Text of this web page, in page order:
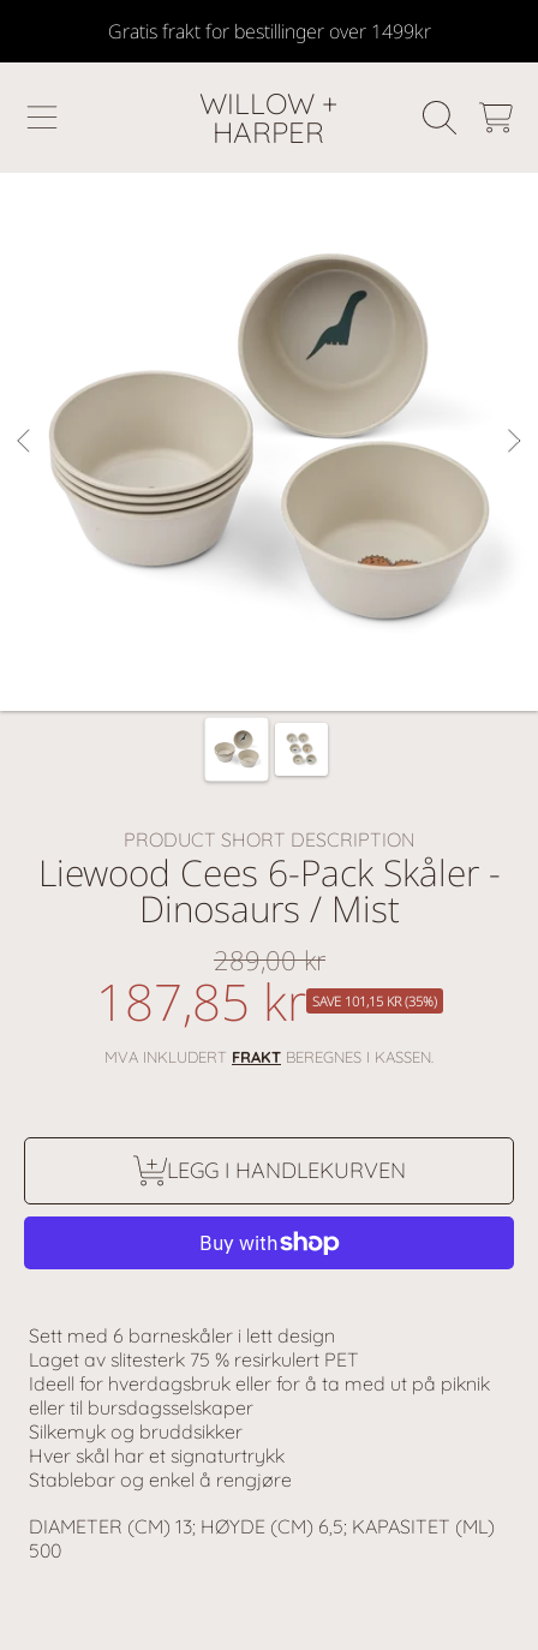
SKIP TO CONTENT
Gratis frakt for bestillinger over 1499kr
WILLOW +
HARPER
PRODUCT SHORT DESCRIPTION
Liewood Cees 6-Pack Skåler -
Dinosaurs / Mist
Vanlig
pris
289,00 kr
nedsatt
pris
187,85 kr SAVE 101,15 KR (35%)
MVA INKLUDERT FRAKT BEREGNES I KASSEN.
LEGG I HANDLEKURVEN
Sett med 6 barneskåler i lett design
Laget av slitesterk 75 % resirkulert PET
Ideell for hverdagsbruk eller for å ta med ut på piknik
eller til bursdagsselskaper
Silkemyk og bruddsikker
Hver skål har et signaturtrykk
Stablebar og enkel å rengjøre
DIAMETER (CM) 13; HØYDE (CM) 6,5; KAPASITET (ML)
500